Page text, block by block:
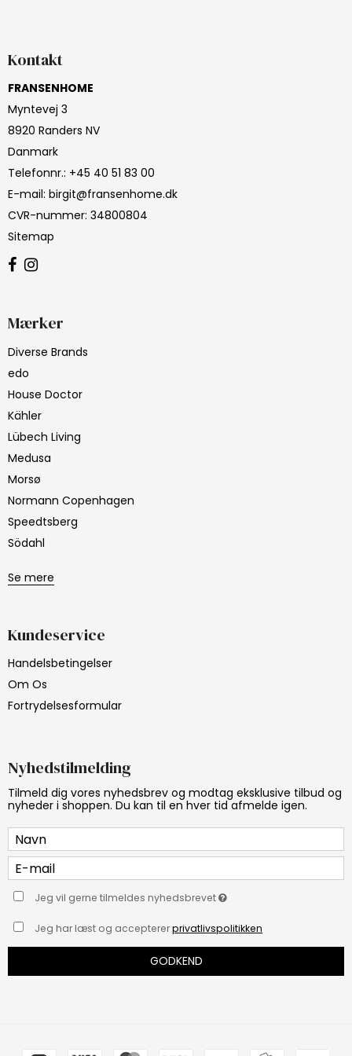
Kontakt
FRANSENHOME
Myntevej 3
8920 Randers NV
Danmark
Telefonnr.: +45 40 51 83 00
E-mail: birgit@fransenhome.dk
CVR-nummer: 34800804
Sitemap
Mærker
Diverse Brands
edo
House Doctor
Kähler
Lübech Living
Medusa
Morsø
Normann Copenhagen
Speedtsberg
Södahl
Se mere
Kundeservice
Handelsbetingelser
Om Os
Fortrydelsesformular
Nyhedstilmelding
Tilmeld dig vores nyhedsbrev og modtag eksklusive tilbud og
nyheder i shoppen. Du kan til en hver tid afmelde igen.
Jeg vil gerne tilmeldes nyhedsbrevet
Jeg har læst og acceptererprivatlivspolitikken
GODKEND